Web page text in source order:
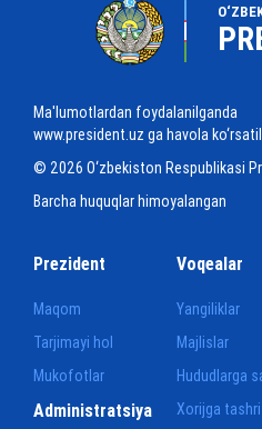
Ma'lumotlardan foydalanilganda
www.president.uz ga havola
© 2026 O‘zbekiston Respublikasi
Barcha huquqlar himoyalangan
Prezident
Maqom
Tarjimayi hol
Mukofotlar
Voqealar
Yangiliklar
Majlislar
Hududlarga
Xorijga
Administratsiya